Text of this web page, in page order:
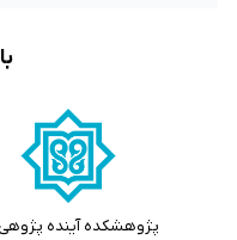
پژوهشکده آینده